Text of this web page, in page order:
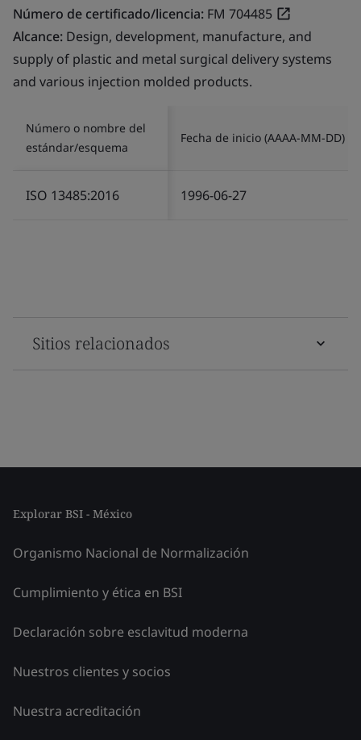
Número de certificado/licencia: FM 704485
Alcance: Design, development, manufacture, and
supply of plastic and metal surgical delivery systems
and various injection molded products.
Número o nombre del
estándar/esquema
Fecha de inicio (AAAA-MM-DD)
ISO 13485:2016 1996-06-27
Sitios relacionados
Explorar BSI - México
Organismo Nacional de Normalización
Cumplimiento y ética en BSI
Declaración sobre esclavitud moderna
Nuestros clientes y socios
Nuestra acreditación